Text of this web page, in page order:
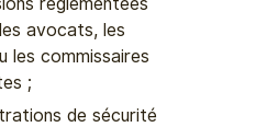
avocats, les
les commissaires
;
de sécurité